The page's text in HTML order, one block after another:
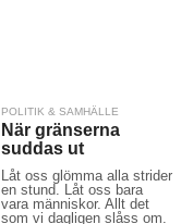
POLITIK & SAMHÄLLE
När gränserna
suddas ut
Låt oss glömma alla strider
en stund. Låt oss bara
vara människor. Allt det
som vi dagligen slåss om.